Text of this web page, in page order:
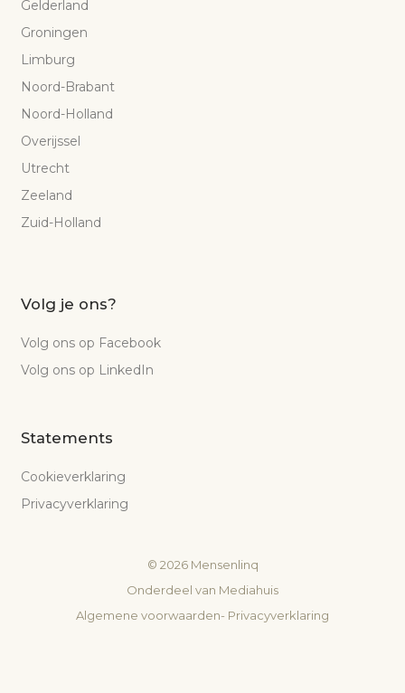
Gelderland
Groningen
Limburg
Noord-Brabant
Noord-Holland
Overijssel
Utrecht
Zeeland
Zuid-Holland
Volg je ons?
Volg ons op Facebook
Volg ons op LinkedIn
Statements
Cookieverklaring
Privacyverklaring
© 2026Mensenlinq
Onderdeel van Mediahuis
Algemene voorwaarden- Privacyverklaring